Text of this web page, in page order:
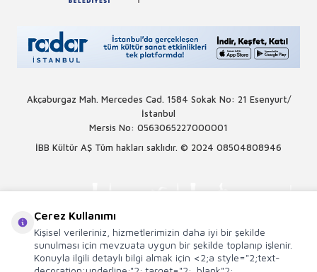
Akçaburgaz Mah. Mercedes Cad. 1584 Sokak No: 21 Esenyurt/
İstanbul
Mersis No: 0563065227000001
İBB Kültür AŞ Tüm hakları saklıdır. © 2024 08504808946
Çerez Kullanımı
Kişisel verileriniz, hizmetlerimizin daha iyi bir şekilde
sunulması için mevzuata uygun bir şekilde toplanıp işlenir.
Konuyla ilgili detaylı bilgi almak için <2;a style="2;text-